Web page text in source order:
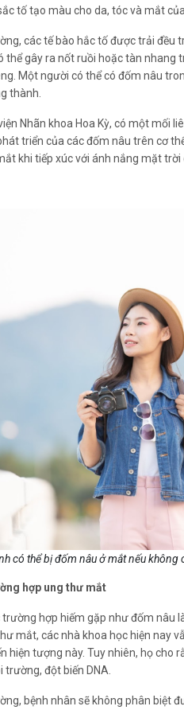
tố tạo màu cho da, tóc và mắt
các tế bào hắc tố được trải đều
thể gây ra nốt ruồi hoặc tàn nhang
Một người có thể có đốm nâu
thành.
Nhãn khoa Hoa Kỳ, có một mối
triển của các đốm nâu trên cơ
khi tiếp xúc với ánh nắng mặt
có thể bị đốm nâu ở mắt nếu không
hợp ung thư mắt
hợp hiếm gặp như đốm nâu
mắt, các nhà khoa học hiện nay
hiện tượng này. Tuy nhiên, họ cho
trường, đột biến DNA.
bệnh nhân sẽ không phân biệt